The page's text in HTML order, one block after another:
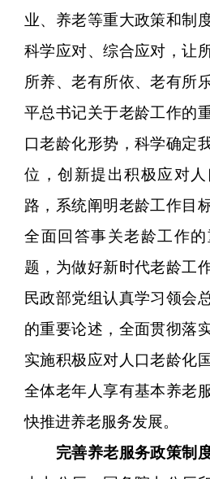
业、养老等重大政策和制
科学应对、综合应对，让
所养、老有所依、老有所
平总书记关于老龄工作的
口老龄化形势，科学确定
位，创新提出积极应对
路，系统阐明老龄工作目
全面回答事关老龄工作
题，为做好新时代老龄工
民政部党组认真学习领会
的重要论述，全面贯彻落
实施积极应对人口老龄化
全体老年人享有基本养老
快推进养老服务发展。
完善养老服务政策制